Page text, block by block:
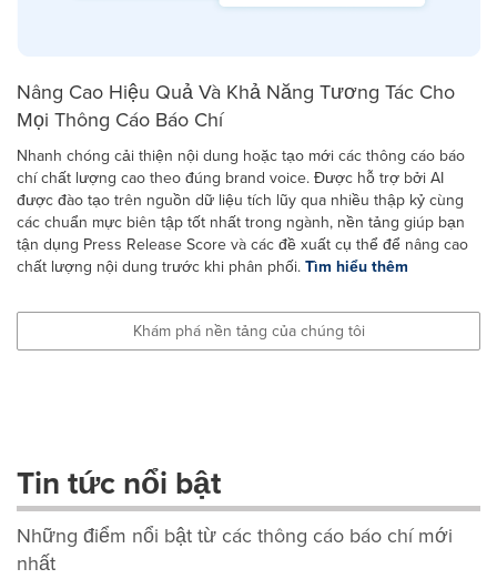
Nâng Cao Hiệu Quả Và Khả Năng Tương Tác Cho
Mọi Thông Cáo Báo Chí
Nhanh chóng cải thiện nội dung hoặc tạo mới các thông cáo báo
chí chất lượng cao theo đúng brand voice. Được hỗ trợ bởi AI
được đào tạo trên nguồn dữ liệu tích lũy qua nhiều thập kỷ cùng
các chuẩn mực biên tập tốt nhất trong ngành, nền tảng giúp bạn
tận dụng Press Release Score và các đề xuất cụ thể để nâng cao
chất lượng nội dung trước khi phân phối.Tìm hiểu thêm
Khám phá nền tảng của chúng tôi
Tin tức nổi bật
Những điểm nổi bật từ các thông cáo báo chí mới
nhất